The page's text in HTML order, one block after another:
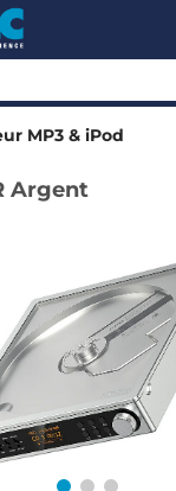
MP3 & iPod
Argent